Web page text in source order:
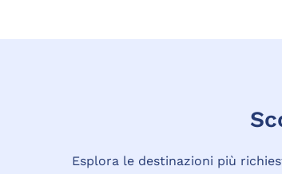
Esplora le destinazioni più